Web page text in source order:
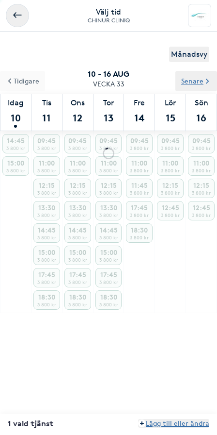
Välj tid
CHINUR CLINIQ
Månadsvy
10 - 16 AUG
VECKA 33
Idag
10
Tis
11
Ons
12
Tor
13
Fre
14
Lör
15
Sön
16
Tidigare Senare
14:45
3 800 kr
15:00
3 800 kr
09:45
3 800 kr
11:00
3 800 kr
12:15
3 800 kr
13:30
3 800 kr
14:45
3 800 kr
15:00
3 800 kr
17:45
3 800 kr
18:30
3 800 kr
09:45
3 800 kr
11:00
3 800 kr
12:15
3 800 kr
13:30
3 800 kr
14:45
3 800 kr
15:00
3 800 kr
17:45
3 800 kr
18:30
3 800 kr
09:45
3 800 kr
11:00
3 800 kr
12:15
3 800 kr
13:30
3 800 kr
14:45
3 800 kr
15:00
3 800 kr
17:45
3 800 kr
18:30
3 800 kr
09:45
3 800 kr
11:00
3 800 kr
11:45
3 800 kr
17:45
3 800 kr
18:30
3 800 kr
09:45
3 800 kr
11:00
3 800 kr
12:15
3 800 kr
12:45
3 800 kr
09:45
3 800 kr
11:00
3 800 kr
12:15
3 800 kr
12:45
3 800 kr
1 vald tjänst Lägg till eller ändra